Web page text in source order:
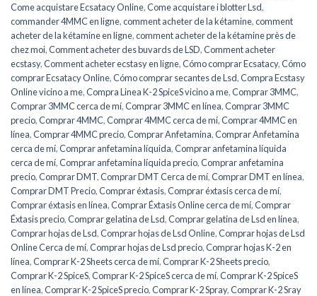
Come acquistare Ecsatacy Online,Come acquistare i blotter Lsd,
commander 4MMC en ligne,comment acheter de la kétamine,comment
acheter de la kétamine en ligne,comment acheter de la kétamine près de
chez moi,Comment acheter des buvards de LSD,Comment acheter
ecstasy,Comment acheter ecstasy en ligne,Cómo comprar Ecsatacy,Cómo
comprar Ecsatacy Online,Cómo comprar secantes de Lsd,Compra Ecstasy
Online vicino a me,Compra Linea K-2 SpiceS vicino a me,Comprar 3MMC,
Comprar 3MMC cerca de mí,Comprar 3MMC en línea,Comprar 3MMC
precio,Comprar 4MMC,Comprar 4MMC cerca de mí,Comprar 4MMC en
línea,Comprar 4MMC precio,Comprar Anfetamina,Comprar Anfetamina
cerca de mí,Comprar anfetamina líquida,Comprar anfetamina líquida
cerca de mí,Comprar anfetamina líquida precio,Comprar anfetamina
precio,Comprar DMT,Comprar DMT Cerca de mí,Comprar DMT en línea,
Comprar DMT Precio,Comprar éxtasis,Comprar éxtasis cerca de mí,
Comprar éxtasis en línea,Comprar Éxtasis Online cerca de mí,Comprar
Éxtasis precio,Comprar gelatina de Lsd,Comprar gelatina de Lsd en línea,
Comprar hojas de Lsd,Comprar hojas de Lsd Online,Comprar hojas de Lsd
Online Cerca de mí,Comprar hojas de Lsd precio,Comprar hojas K-2 en
línea,Comprar K-2 Sheets cerca de mí,Comprar K-2 Sheets precio,
Comprar K-2 SpiceS,Comprar K-2 SpiceS cerca de mí,Comprar K-2 SpiceS
en línea,Comprar K-2 SpiceS precio,Comprar K-2 Spray,Comprar K-2 Sray